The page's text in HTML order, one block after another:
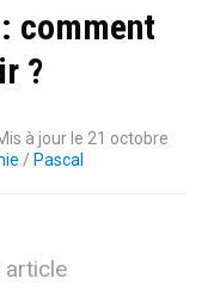
comment
?
à jour le 21 octobre
/ Pascal
article